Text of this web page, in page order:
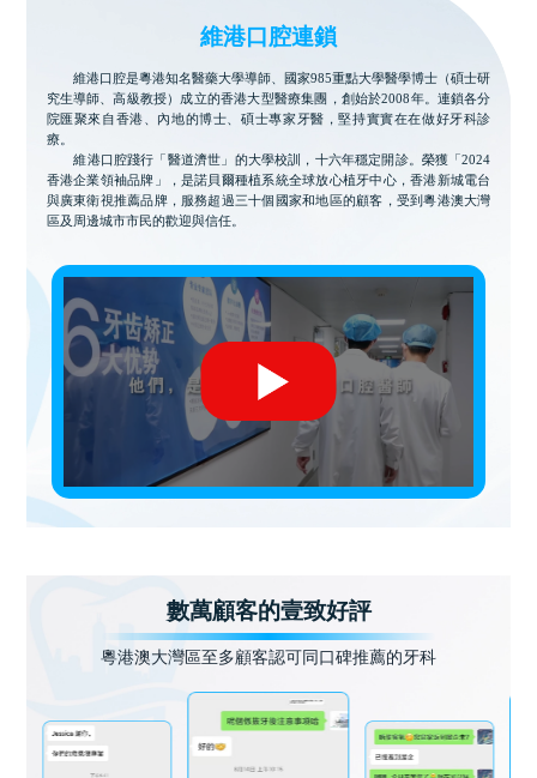
維港口腔連鎖
維港口腔是粵港知名醫藥大學導師、國家985重點大學醫學博士（碩士研
究生導師、高級教授）成立的香港大型醫療集團，創始於2008年。連鎖各分
院匯聚來自香港、內地的博士、碩士專家牙醫，堅持實實在在做好牙科診
療。
維港口腔踐行「醫道濟世」的大學校訓，十六年穩定開診。榮獲「2024
香港企業領袖品牌」，是諾貝爾種植系統全球放心植牙中心，香港新城電台
與廣東衛視推薦品牌，服務超過三十個國家和地區的顧客，受到粵港澳大灣
區及周邊城市市民的歡迎與信任。
數萬顧客的壹致好評
粵港澳大灣區至多顧客認可同口碑推薦的牙科